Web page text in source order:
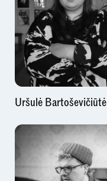
Uršulė Bartoševičiūtė